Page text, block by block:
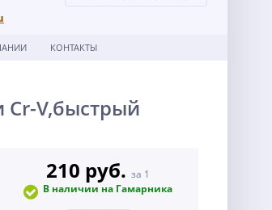
КОНТАКТЫ
Cr-V,быстрый
210 руб. за 1
В наличии на Гамарника